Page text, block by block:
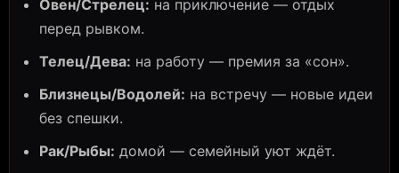
Овен/Стрелец: на приключение — отдых
перед рывком.
Телец/Дева: на работу — премия за «сон».
Близнецы/Водолей: на встречу — новые идеи
без спешки.
Рак/Рыбы: домой — семейный уют ждёт.